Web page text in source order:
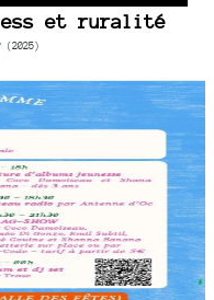
et ruralité
(2025)